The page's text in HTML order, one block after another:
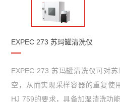
EXPEC 273 苏玛罐清洗仪
EXPEC 273 苏玛罐清洗仪可对
空，从而实现采样容器的重复使
HJ 759的要求，具备加湿清洗功